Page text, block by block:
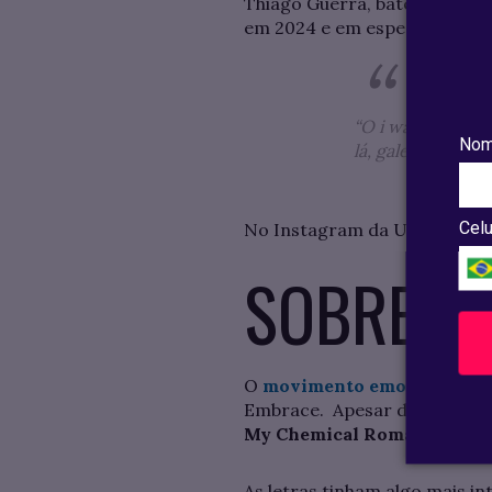
em 2024 e em especial, sobre
“O i wanna be
lá, galera da
No Instagram da UNIAESO,
SOBRE
O movimento emo surgiu
Embrace. Apesar dessas
My Chemical Romance,